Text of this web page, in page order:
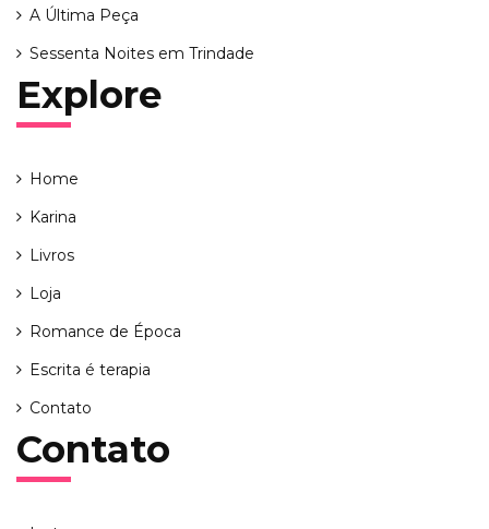
A Última Peça
Sessenta Noites em Trindade
Explore
Home
Karina
Livros
Loja
Romance de Época
Escrita é terapia
Contato
Contato